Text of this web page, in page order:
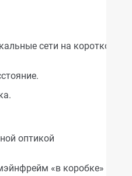
сети на коротком
оптикой
«в коробке»